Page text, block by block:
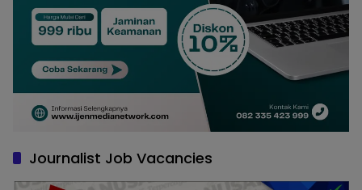
Journalist Job Vacancies